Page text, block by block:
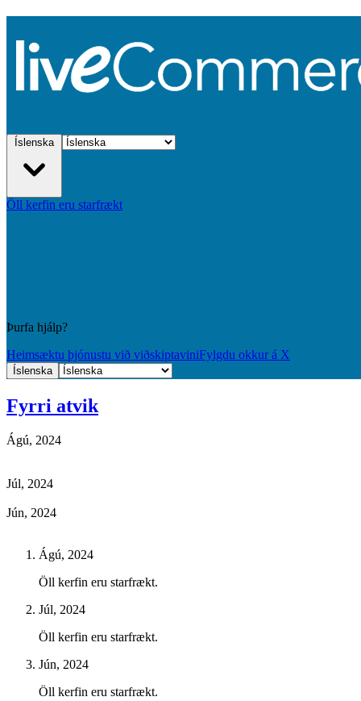
Íslenska
Öll kerfin eru starfrækt
Þurfa hjálp?
Heimsæktu þjónustu við viðskiptaviniFylgdu okkur á X
Íslenska
Fyrri atvik
Ágú, 2024
Júl, 2024
Jún, 2024
Ágú, 2024
Öll kerfin eru starfrækt.
Júl, 2024
Öll kerfin eru starfrækt.
Jún, 2024
Öll kerfin eru starfrækt.